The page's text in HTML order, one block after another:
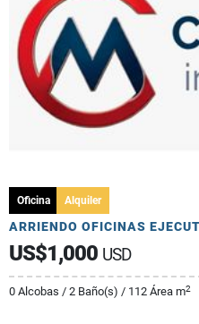
Oficina Alquiler
US$1,000 USD
0 Alcobas / 2 Baño(s) / 112 Área m2